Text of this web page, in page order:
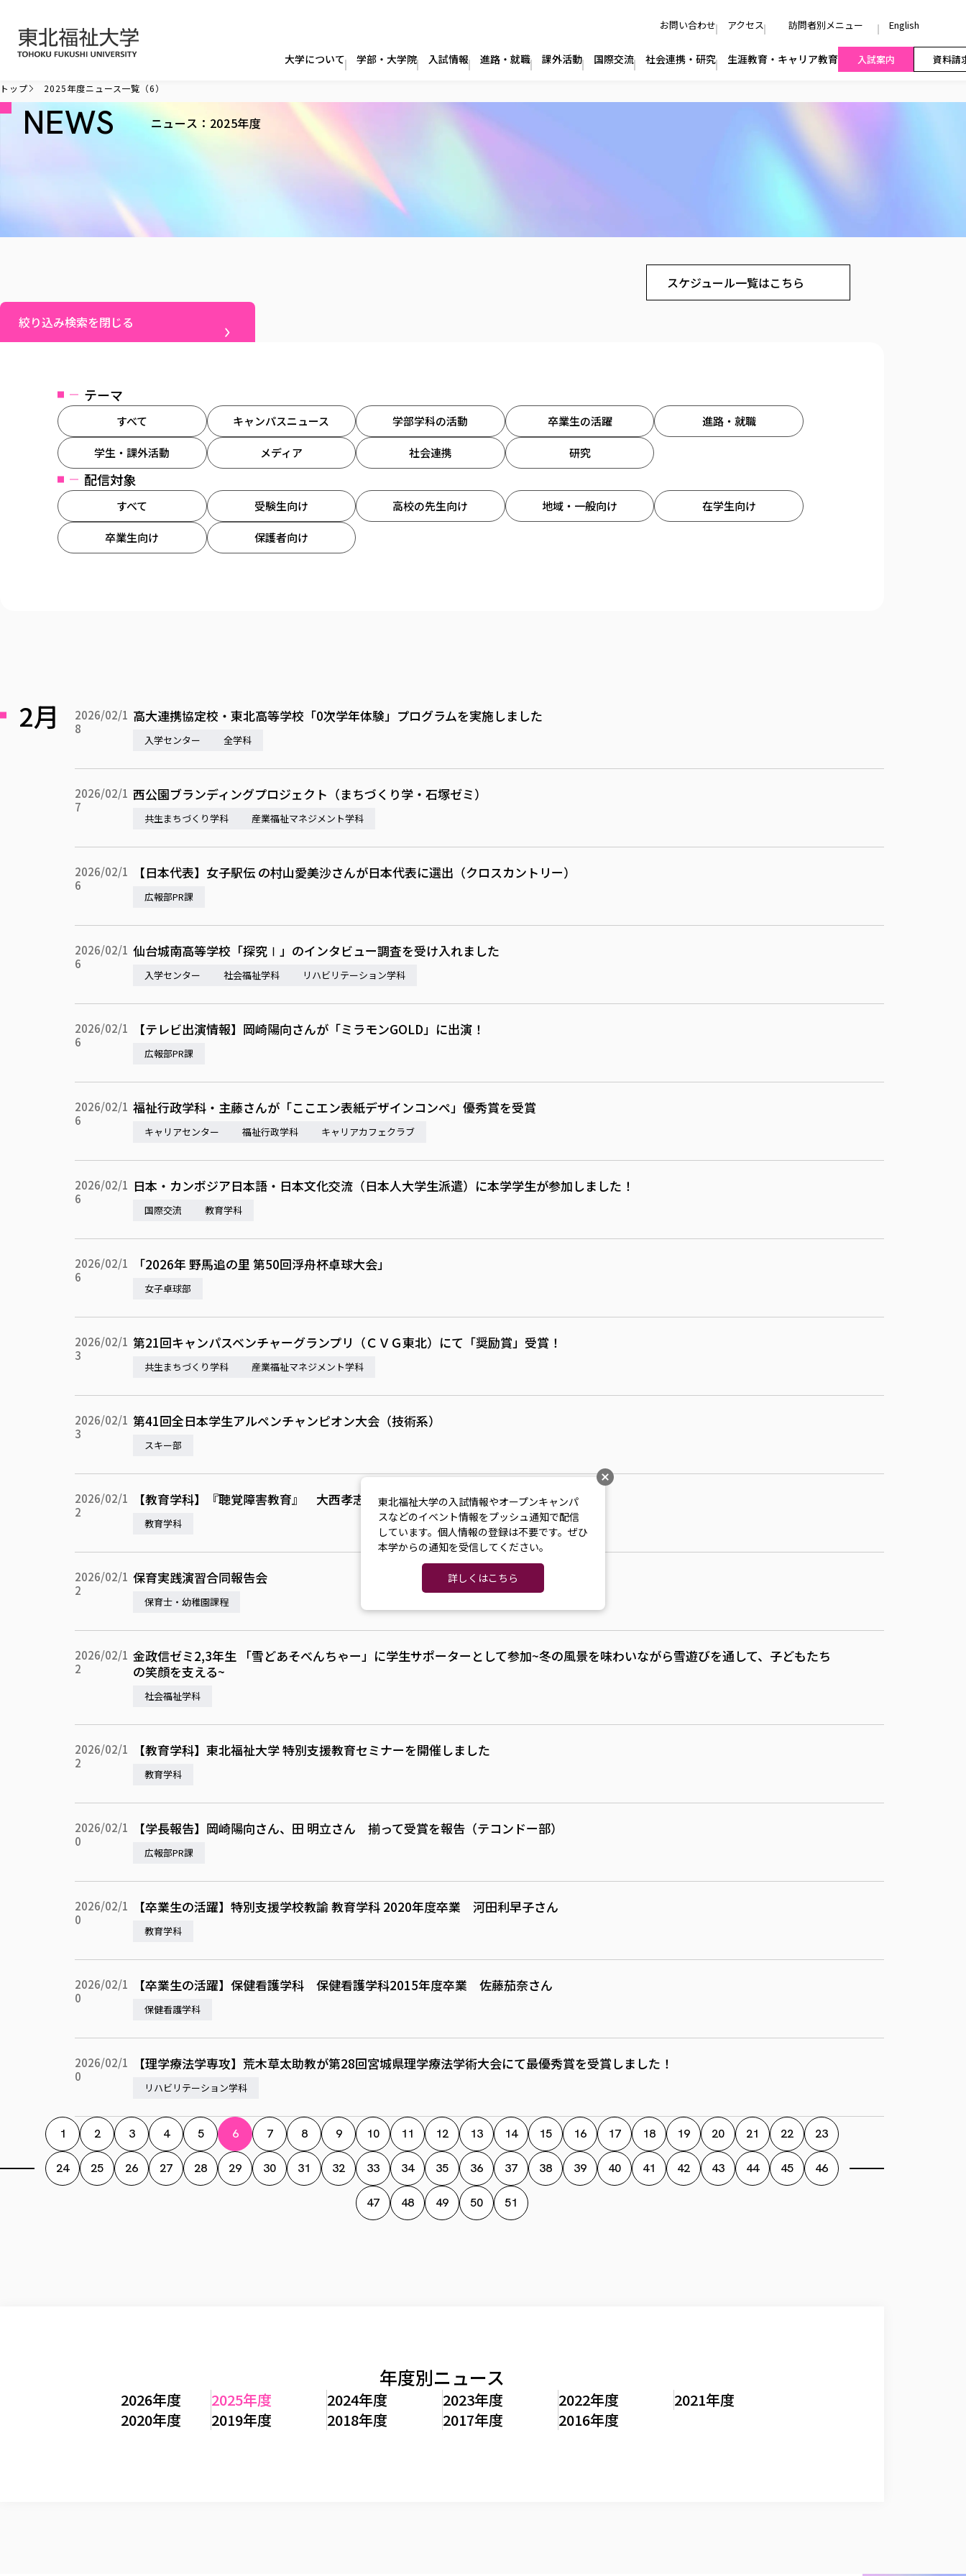
お問い合わせ アクセス 訪問者別メニュー English
大学について 学部・大学院 入試情報 進路・就職 課外活動 国際交流 社会連携・研究 生涯教育・キャリア教育 入試案内 資料請
トップ 2025年度ニュース一覧（6）
NEWS ニュース：2025年度
絞り込み検索を閉じる
テーマ
すべて キャンパスニュース 学部学科の活動 卒業生の活躍 進路・就職
学生・課外活動 メディア 社会連携 研究
配信対象
すべて 受験生向け 高校の先生向け 地域・一般向け 在学生向け
卒業生向け 保護者向け
スケジュール一覧はこちら
2月
2026/02/1
8
高大連携協定校・東北高等学校「0次学年体験」プログラムを実施しました
入学センター 全学科
2026/02/1
7
西公園ブランディングプロジェクト（まちづくり学・石塚ゼミ）
共生まちづくり学科 産業福祉マネジメント学科
2026/02/1
6
【日本代表】女子駅伝 の村山愛美沙さんが日本代表に選出（クロスカントリー）
広報部PR課
2026/02/1
6
仙台城南高等学校「探究Ⅰ」のインタビュー調査を受け入れました
入学センター 社会福祉学科 リハビリテーション学科
2026/02/1
6
【テレビ出演情報】岡崎陽向さんが「ミラモンGOLD」に出演！
広報部PR課
2026/02/1
6
福祉行政学科・主藤さんが「ここエン表紙デザインコンペ」優秀賞を受賞
キャリアセンター 福祉行政学科 キャリアカフェクラブ
2026/02/1
6
日本・カンボジア日本語・日本文化交流（日本人大学生派遣）に本学学生が参加しました！
国際交流 教育学科
2026/02/1
6
「2026年 野馬追の里 第50回浮舟杯卓球大会」
女子卓球部
2026/02/1
3
第21回キャンパスベンチャーグランプリ（ＣＶＧ東北）にて「奨励賞」受賞！
共生まちづくり学科 産業福祉マネジメント学科
2026/02/1
3
第41回全日本学生アルペンチャンピオン大会（技術系）
スキー部
2026/02/1
2
【教育学科】『聴覚障害教育』 大西孝志教授の書籍の紹介
教育学科
2026/02/1
2
保育実践演習合同報告会
保育士・幼稚園課程
2026/02/1
2
金政信ゼミ2,3年生 「雪どあそべんちゃー」に学生サポーターとして参加~冬の風景を味わいながら雪遊びを通して、子どもたち
の笑顔を支える~
社会福祉学科
2026/02/1
2
【教育学科】東北福祉大学 特別支援教育セミナーを開催しました
教育学科
2026/02/1
0
【学長報告】岡崎陽向さん、田 明立さん 揃って受賞を報告（テコンドー部）
広報部PR課
2026/02/1
0
【卒業生の活躍】特別支援学校教諭 教育学科 2020年度卒業 河田利早子さん
教育学科
2026/02/1
0
【卒業生の活躍】保健看護学科 保健看護学科2015年度卒業 佐藤茄奈さん
保健看護学科
2026/02/1
0
【理学療法学専攻】荒木草太助教が第28回宮城県理学療法学術大会にて最優秀賞を受賞しました！
リハビリテーション学科
1 2 3 4 5 6 7 8 9 10 11 12 13 14 15 16 17 18 19 20 21 22 23
24 25 26 27 28 29 30 31 32 33 34 35 36 37 38 39 40 41 42 43 44 45 46
47 48 49 50 51
年度別ニュース
2026年度 2025年度 2024年度 2023年度 2022年度
2021年度
2020年度
2019年度 2018年度 2017年度 2016年度
東北福祉大学の入試情報やオープンキャンパ
スなどのイベント情報をプッシュ通知で配信
しています。個人情報の登録は不要です。ぜひ
本学からの通知を受信してください。
詳しくはこちら